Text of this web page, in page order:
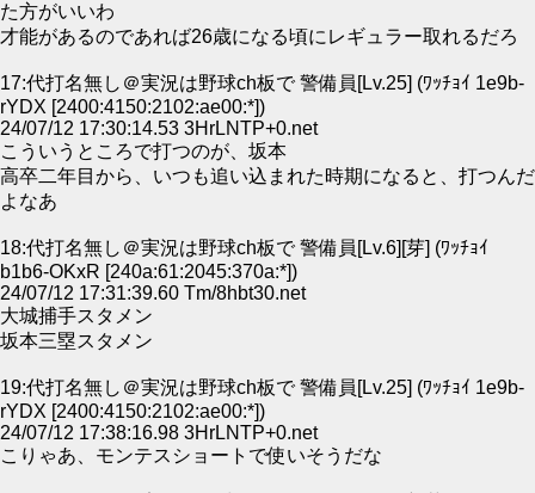
た方がいいわ
才能があるのであれば26歳になる頃にレギュラー取れるだろ
17:代打名無し＠実況は野球ch板で 警備員[Lv.25] (ﾜｯﾁｮｲ 1e9b-
rYDX [2400:4150:2102:ae00:*])
24/07/12 17:30:14.53 3HrLNTP+0.net
こういうところで打つのが、坂本
高卒二年目から、いつも追い込まれた時期になると、打つんだ
よなあ
18:代打名無し＠実況は野球ch板で 警備員[Lv.6][芽] (ﾜｯﾁｮｲ
b1b6-OKxR [240a:61:2045:370a:*])
24/07/12 17:31:39.60 Tm/8hbt30.net
大城捕手スタメン
坂本三塁スタメン
19:代打名無し＠実況は野球ch板で 警備員[Lv.25] (ﾜｯﾁｮｲ 1e9b-
rYDX [2400:4150:2102:ae00:*])
24/07/12 17:38:16.98 3HrLNTP+0.net
こりゃあ、モンテスショートで使いそうだな